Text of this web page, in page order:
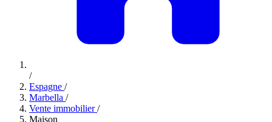
/
Espagne /
Marbella /
Vente immobilier /
Maison